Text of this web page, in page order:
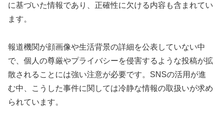
に基づいた情報であり、正確性に欠ける内容も含まれてい
ます。
報道機関が顔画像や生活背景の詳細を公表していない中
で、個人の尊厳やプライバシーを侵害するような投稿が拡
散されることには強い注意が必要です。SNSの活用が進
む中、こうした事件に関しては冷静な情報の取扱いが求め
られています。